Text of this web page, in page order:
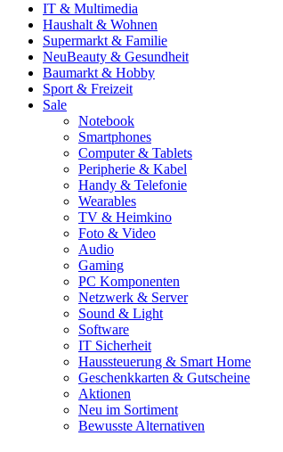
IT & Multimedia
Haushalt & Wohnen
Supermarkt & Familie
NeuBeauty & Gesundheit
Baumarkt & Hobby
Sport & Freizeit
Sale
Notebook
Smartphones
Computer & Tablets
Peripherie & Kabel
Handy & Telefonie
Wearables
TV & Heimkino
Foto & Video
Audio
Gaming
PC Komponenten
Netzwerk & Server
Sound & Light
Software
IT Sicherheit
Haussteuerung & Smart Home
Geschenkkarten & Gutscheine
Aktionen
Neu im Sortiment
Bewusste Alternativen